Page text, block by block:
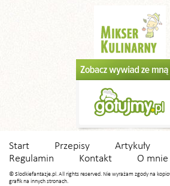
Start Przepisy Artykuły
Regulamin
Kontakt O mnie
© Slodkiefantazje.pl. All rights reserved. Nie wyrażam zgody na
grafik na innych stronach.